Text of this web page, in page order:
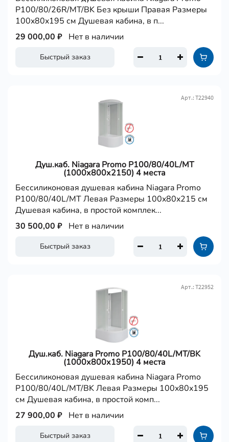
P100/80/26R/MT/BK Без крыши Правая Размеры
100x80x195 см Душевая кабина, в п...
Быстрый заказ
29 000,00 ₽ Нет в наличии
Душ.каб. Niagara Promo P100/80/40L/MT
(1000х800х2150) 4 места
Арт.: Т22940
Бессиликоновая душевая кабина Niagara Promo
P100/80/40L/MT Левая Размеры 100x80x215 см
Душевая кабина, в простой комплек...
Быстрый заказ
30 500,00 ₽ Нет в наличии
Душ.каб. Niagara Promo P100/80/40L/MT/BK
(1000х800х1950) 4 места
Арт.: Т22952
Бессиликоновая душевая кабина Niagara Promo
P100/80/40L/MT/BK Левая Размеры 100x80x195
см Душевая кабина, в простой комп...
Быстрый заказ
27 900,00 ₽ Нет в наличии